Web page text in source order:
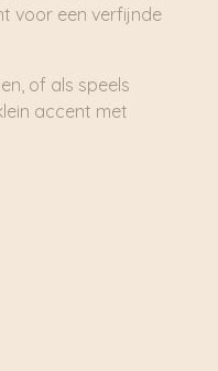
voor een verfijnde
of als speels
accent met